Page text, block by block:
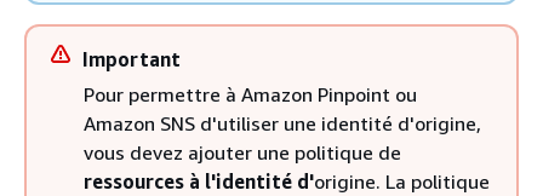
Important
Pour permettre à Amazon Pinpoint ou
Amazon SNS d'utiliser une identité d'origine,
vous devez ajouter une politique de
ressources à l'identité d'origine. La politique